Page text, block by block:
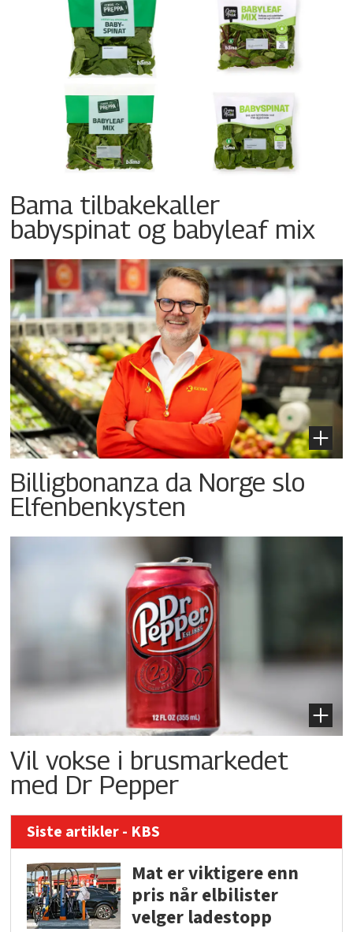
Bama tilbakekaller
babyspinat og babyleaf mix
Billigbonanza da Norge slo
Elfenbenkysten
Vil vokse i brusmarkedet
med Dr Pepper
Siste artikler - KBS
Mat er viktigere enn
pris når elbilister
velger ladestopp